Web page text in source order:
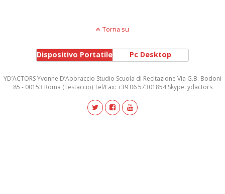
Torna su
Dispositivo Portatile Pc Desktop
YD’ACTORS Yvonne D’Abbraccio Studio Scuola di Recitazione Via G.B. Bodoni
85 - 00153 Roma (Testaccio) Tel/Fax: +39 06 57301854 Skype: ydactors